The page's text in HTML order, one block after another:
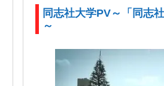
同志社大学PV～「同志
～